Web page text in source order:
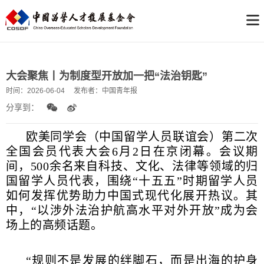
大会聚焦丨为制度型开放加一把“法治钥匙”
时间： 2026-06-04 发布者： 中国青年报
分享到：
欧美同学会（中国留学人员联谊会）第二次
全国会员代表大会6月2日在京闭幕。会议期
间，500余名来自科技、文化、法律等领域的归
国留学人员代表，围绕“十五五”时期留学人员
如何发挥优势助力中国式现代化展开热议。其
中，“以涉外法治护航高水平对外开放”成为会
场上的高频话题。
“规则不是发展的绊脚石，而是出海的护身